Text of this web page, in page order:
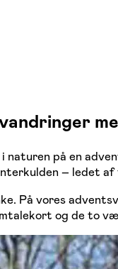
på en
– ledet
På vores
og de to